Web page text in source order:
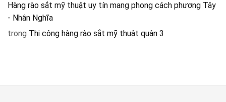
Hàng rào sắt mỹ thuật uy tín mang phong cách phương Tây
- Nhân Nghĩa
trong Thi công hàng rào sắt mỹ thuật quận 3